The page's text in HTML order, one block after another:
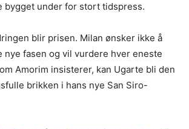
bygget under for stort tidspress.
blir prisen. Milan ønsker ikke å
nye fasen og vil vurdere hver eneste
Amorim insisterer, kan Ugarte bli den
brikken i hans nye San Siro-